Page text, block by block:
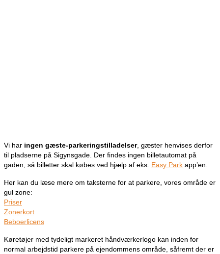
Vi har ingen gæste-parkeringstilladelser, gæster henvises derfor
til pladserne på Sigynsgade. Der findes ingen billetautomat på
gaden, så billetter skal købes ved hjælp af eks. Easy Park app’en.
Her kan du læse mere om taksterne for at parkere, vores område er
gul zone:
Priser
Zonerkort
Beboerlicens
Køretøjer med tydeligt markeret håndværkerlogo kan inden for
normal arbejdstid parkere på ejendommens område, såfremt der er